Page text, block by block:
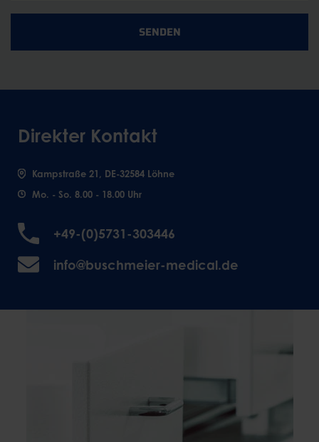
SENDEN
Direkter Kontakt
Kampstraße 21, DE-32584 Löhne
Mo. - So. 8.00 - 18.00 Uhr
+49-(0)5731-303446
info@buschmeier-medical.de